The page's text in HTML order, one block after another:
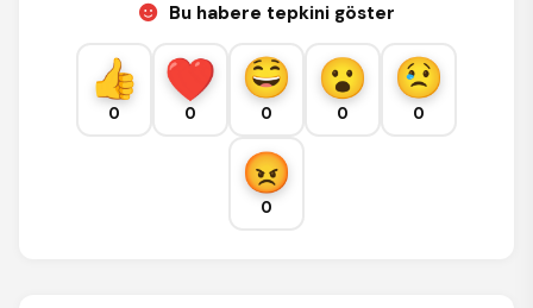
Bu habere tepkini göster
0 0 0 0 0
0